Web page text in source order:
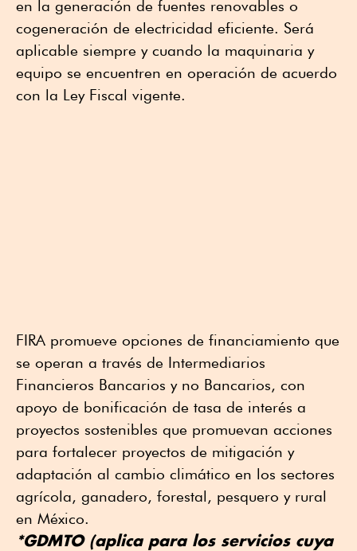
en la generación de fuentes renovables o
cogeneración de electricidad eficiente. Será
aplicable siempre y cuando la maquinaria y
equipo se encuentren en operación de acuerdo
con la Ley Fiscal vigente.
FIRA promueve opciones de financiamiento que
se operan a través de Intermediarios
Financieros Bancarios y no Bancarios, con
apoyo de bonificación de tasa de interés a
proyectos sostenibles que promuevan acciones
para fortalecer proyectos de mitigación y
adaptación al cambio climático en los sectores
agrícola, ganadero, forestal, pesquero y rural
en México.
*GDMTO (aplica para los servicios cuya